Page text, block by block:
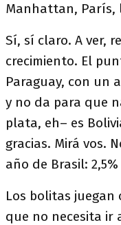
Manhattan, París,
Sí, sí claro. A ver,
crecimiento. El
Paraguay, con un
y no da para que
plata, eh– es
gracias. Mirá vos.
año de Brasil:
Los bolitas
que no necesita ir